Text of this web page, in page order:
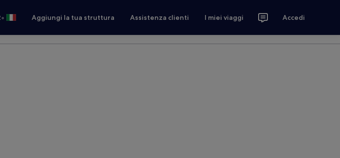
• Aggiungi la tua struttura Assistenza clienti I miei viaggi Accedi